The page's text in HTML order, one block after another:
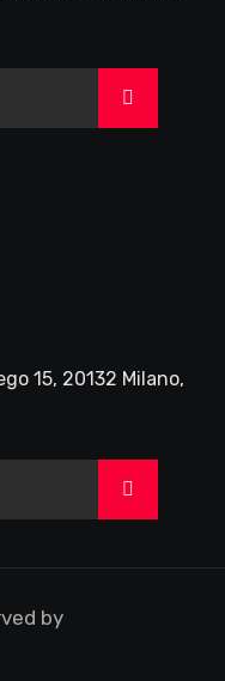
>
15, 20132 Milano,
>
by